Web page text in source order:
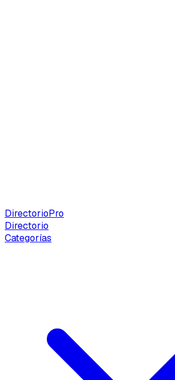
DirectorioPro
Directorio
Categorías